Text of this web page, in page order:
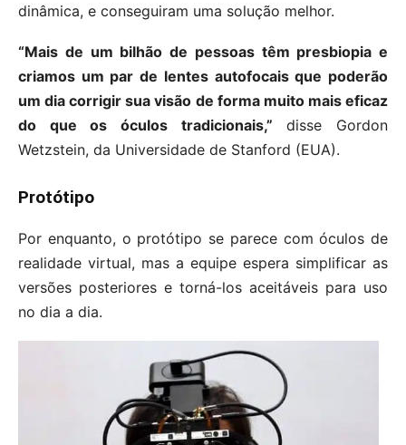
dinâmica, e conseguiram uma solução melhor.
“Mais de um bilhão de pessoas têm presbiopia e
criamos um par de lentes autofocais que poderão
um dia corrigir sua visão de forma muito mais eficaz
do que os óculos tradicionais,” disse Gordon
Wetzstein, da Universidade de Stanford (EUA).
Protótipo
Por enquanto, o protótipo se parece com óculos de
realidade virtual, mas a equipe espera simplificar as
versões posteriores e torná-los aceitáveis para uso
no dia a dia.